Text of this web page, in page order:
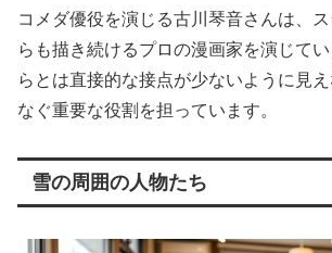
コメダ優役を演じる古川琴音さんは、
らも描き続けるプロの漫画家を演じて
らとは直接的な接点が少ないように見
なぐ重要な役割を担っています。
雪の周囲の人物たち